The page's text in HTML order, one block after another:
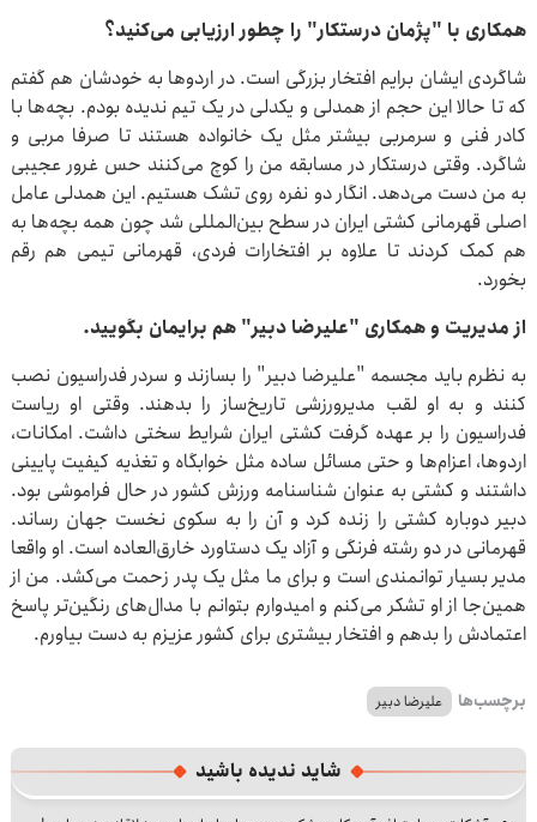
همکاری با "پژمان درستکار" را چطور ارزیابی می‌کنید؟
شاگردی ایشان برایم افتخار بزرگی است. در اردوها به خودشان هم گفتم
که تا حالا این حجم از همدلی و یکدلی در یک تیم ندیده بودم. بچه‌ها با
کادر فنی و سرمربی بیشتر مثل یک خانواده هستند تا صرفا مربی و
شاگرد. وقتی درستکار در مسابقه من را کوچ می‌کنند حس غرور عجیبی
به من دست می‌دهد. انگار دو نفره روی تشک هستیم. این همدلی عامل
اصلی قهرمانی کشتی ایران در سطح بین‌المللی شد چون همه بچه‌ها به
هم کمک کردند تا علاوه بر افتخارات فردی، قهرمانی تیمی هم رقم
بخورد.
از مدیریت و همکاری "علیرضا دبیر" هم برایمان بگویید.
به نظرم باید مجسمه "علیرضا دبیر" را بسازند و سردر فدراسیون نصب
کنند و به او لقب مدیرورزشی تاریخ‌ساز را بدهند. وقتی او ریاست
فدراسیون را بر عهده گرفت کشتی ایران شرایط سختی داشت. امکانات،
اردوها، اعزام‌ها و حتی مسائل ساده مثل خوابگاه و تغذیه کیفیت پایینی
داشتند و کشتی به عنوان شناسنامه ورزش کشور در حال فراموشی بود.
دبیر دوباره کشتی را زنده کرد و آن را به سکوی نخست جهان رساند.
قهرمانی در دو رشته فرنگی و آزاد یک دستاورد خارق‌العاده است. او واقعا
مدیر بسیار توانمندی است و برای ما مثل یک پدر زحمت می‌کشد. من از
همین‌جا از او تشکر می‌کنم و امیدوارم بتوانم با مدال‌های رنگین‌تر پاسخ
اعتمادش را بدهم و افتخار بیشتری برای کشور عزیزم به دست بیاورم.
برچسب‌ها علیرضا دبیر
شاید ندیده باشید